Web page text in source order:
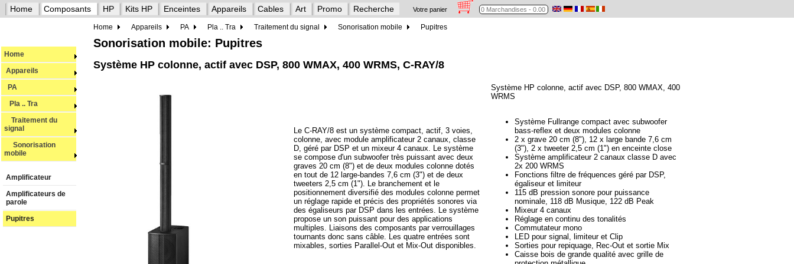
Home Composants HP Kits HP Enceintes Appareils Cables Art Promo Recherche Votre panier
Home Appareils PA Pla .. Tra Traitement du signal Sonorisation mobile Pupitres
Home
Appareils
PA
Pla .. Tra
Traitement du
signal
Sonorisation
mobile
Amplificateur
Amplificateurs de
parole
Pupitres
Sonorisation mobile: Pupitres
Système HP colonne, actif avec DSP, 800 WMAX, 400 WRMS, C-RAY/8
Le C-RAY/8 est un système compact, actif, 3 voies,
colonne, avec module amplificateur 2 canaux, classe
D, géré par DSP et un mixeur 4 canaux. Le système
se compose d'un subwoofer très puissant avec deux
graves 20 cm (8") et de deux modules colonne dotés
en tout de 12 large-bandes 7,6 cm (3") et de deux
tweeters 2,5 cm (1"). Le branchement et le
positionnement diversifié des modules colonne permet
un réglage rapide et précis des propriétés sonores via
des égaliseurs par DSP dans les entrées. Le système
propose un son puissant pour des applications
multiples. Liaisons des composants par verrouillages
tournants donc sans câble. Les quatre entrées sont
mixables, sorties Parallel-Out et Mix-Out disponibles.
Système HP colonne, actif avec DSP, 800 WMAX, 400
WRMS
Système Fullrange compact avec subwoofer
bass-reflex et deux modules colonne
2 x grave 20 cm (8"), 12 x large bande 7,6 cm
(3"), 2 x tweeter 2,5 cm (1") en enceinte close
Système amplificateur 2 canaux classe D avec
2x 200 WRMS
Fonctions filtre de fréquences géré par DSP,
égaliseur et limiteur
115 dB pression sonore pour puissance
nominale, 118 dB Musique, 122 dB Peak
Mixeur 4 canaux
Réglage en continu des tonalités
Commutateur mono
LED pour signal, limiteur et Clip
Sorties pour repiquage, Rec-Out et sortie Mix
Caisse bois de grande qualité avec grille de